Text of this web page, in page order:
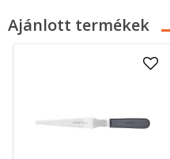
Ajánlott termékek